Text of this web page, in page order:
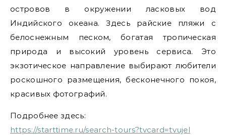
островов в окружении ласковых вод
Индийского океана. Здесь райские пляжи с
белоснежным песком, богатая тропическая
природа и высокий уровень сервиса. Это
экзотическое направление выбирают любители
роскошного размещения, бесконечного покоя,
красивых фотографий.
Подробнее здесь:
https://starttime.ru/search-tours?tvcard=tvujel